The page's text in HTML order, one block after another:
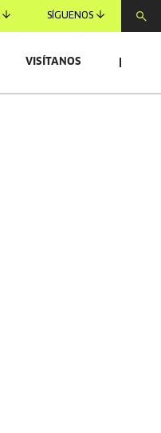
SÍGUENOS
VISÍTANOS